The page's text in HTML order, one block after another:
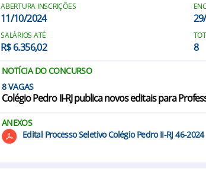
ABERTURA INSCRIÇÕES
11/10/2024
SALÁRIOS ATÉ
R$ 6.356,02 8
NOTÍCIA DO CONCURSO
8
Colégio Pedro II-RJ publica novos editais para
ANEXOS
Edital Processo Seletivo Colégio Pedro II-RJ 46-2024